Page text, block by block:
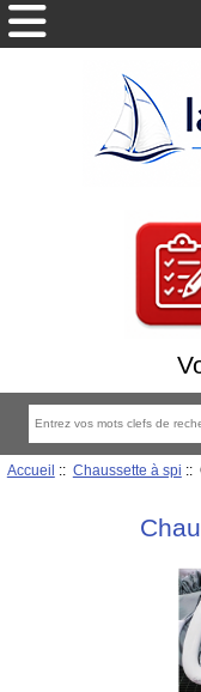
Accueil :: Chaussette à spi ::